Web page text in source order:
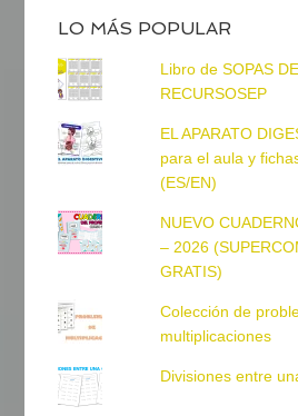
LO MÁS POPULAR
Libro de SOPAS
RECURSOSEP
EL APARATO
para el aula y
(ES/EN)
NUEVO
– 2026
GRATIS)
Colección de
multiplicaciones
Divisiones entre